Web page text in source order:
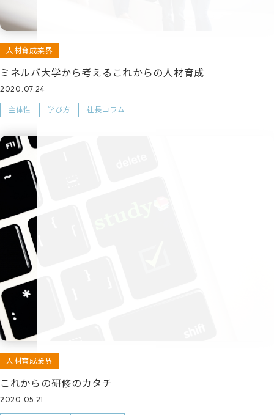
人材育成業界
ミネルバ大学から考えるこれからの人材育成
2020.07.24
主体性 学び方 社長コラム
人材育成業界
これからの研修のカタチ
2020.05.21